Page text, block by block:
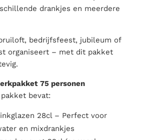
drankjes en meerdere
bedrijfsfeest, jubileum of
organiseert – met dit pakket
75 personen
bevat:
28cl – Perfect voor
en mixdrankjes